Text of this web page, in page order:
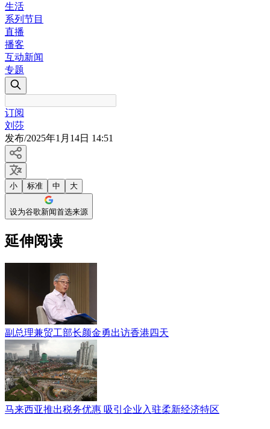
生活
系列节目
直播
播客
互动新闻
专题
订阅
刘莎
发布/2025年1月14日 14:51
小 标准 中 大
设为谷歌新闻首选来源
延伸阅读
副总理兼贸工部长颜金勇出访香港四天
马来西亚推出税务优惠 吸引企业入驻柔新经济特区